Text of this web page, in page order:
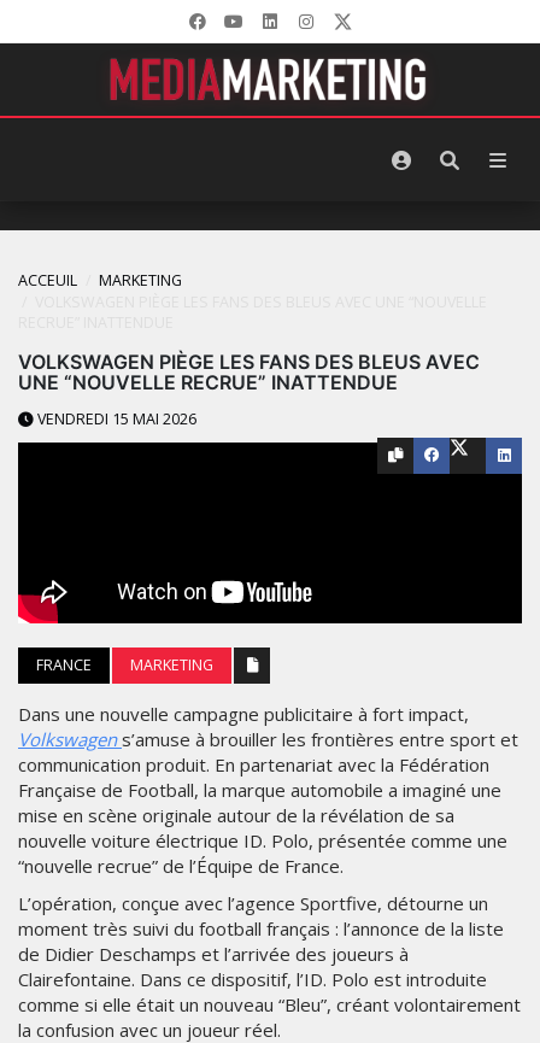
ACCEUIL
MARKETING
VOLKSWAGEN PIÈGE LES FANS DES BLEUS AVEC
UNE “NOUVELLE RECRUE” INATTENDUE
VENDREDI 15 MAI 2026
FRANCE MARKETING
Dans une nouvelle campagne publicitaire à fort impact,
Volkswagens’amuse à brouiller les frontières entre sport et
communication produit. En partenariat avec la Fédération
Française de Football, la marque automobile a imaginé une
mise en scène originale autour de la révélation de sa
nouvelle voiture électrique ID. Polo, présentée comme une
“nouvelle recrue” de l’Équipe de France.
L’opération, conçue avec l’agence Sportfive, détourne un
moment très suivi du football français : l’annonce de la liste
de Didier Deschamps et l’arrivée des joueurs à
Clairefontaine. Dans ce dispositif, l’ID. Polo est introduite
comme si elle était un nouveau “Bleu”, créant volontairement
la confusion avec un joueur réel.